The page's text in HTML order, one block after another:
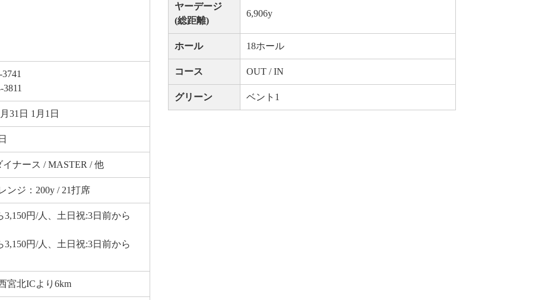
31日 1月1日
イナース / MASTER / 他
ンジ：200y / 21打席
3,150円/人、土日祝:3日前から
3,150円/人、土日祝:3日前から
宮北ICより6km
ヤーデージ
(総距離)
6,906y
ホール 18ホール
コース OUT / IN
グリーン ベント1